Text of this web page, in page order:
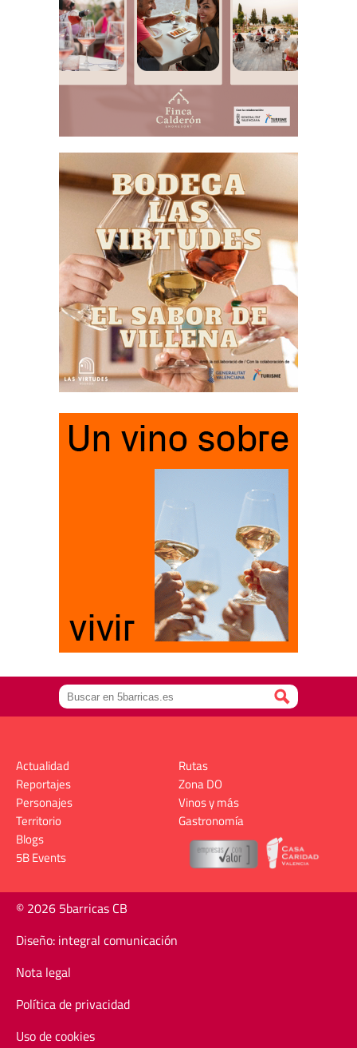
Actualidad
Reportajes
Personajes
Territorio
Rutas
Zona DO
Vinos y más
Gastronomía
Blogs
5B Events
© 2026 5barricas CB
Diseño: integral comunicación
Nota legal
Política de privacidad
Uso de cookies